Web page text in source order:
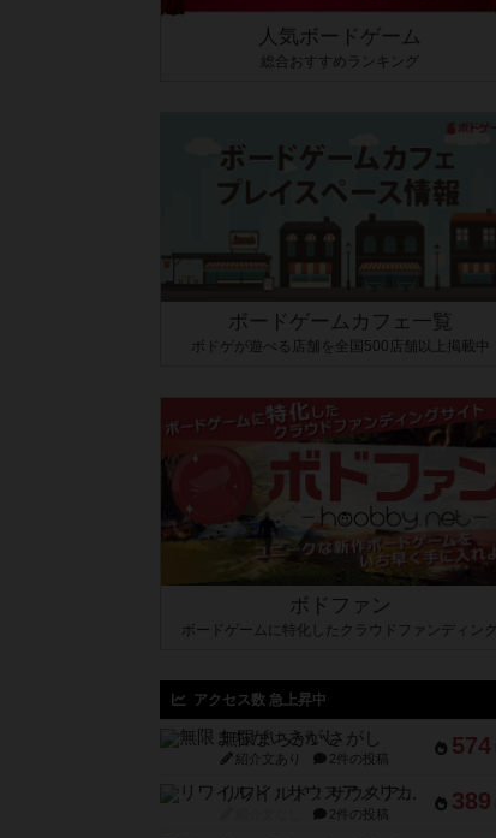
人気ボードゲーム
総合おすすめランキング
ボードゲームカフェ一覧
ボドゲが遊べる店舗を全国500店舗以上掲載中
ボドファン
ボードゲームに特化したクラウドファンディング
アクセス数 急上昇中
574
無限まちがいさがし
紹介文あり 2件の投稿
389
リワイルド：サウスアメリカ
2件の投稿